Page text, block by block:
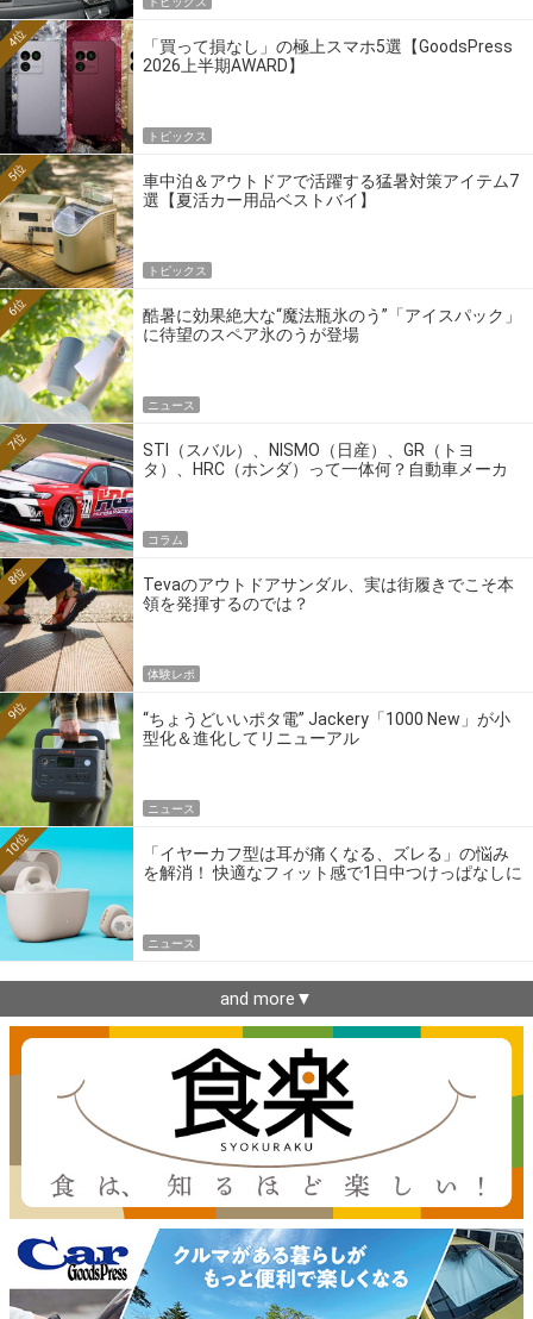
「買って損なし」の極上スマホ5選【GoodsPress
2026上半期AWARD】
4位
トピックス
車中泊＆アウトドアで活躍する猛暑対策アイテム7
選【夏活カー用品ベストバイ】
5位
トピックス
酷暑に効果絶大な“魔法瓶氷のう”「アイスパック」
に待望のスペア氷のうが登場
6位
ニュース
STI（スバル）、NISMO（日産）、GR（トヨ
タ）、HRC（ホンダ）って一体何？自動車メーカ
7位
コラム
Tevaのアウトドアサンダル、実は街履きでこそ本
領を発揮するのでは？
8位
体験レポ
“ちょうどいいポタ電” Jackery「1000 New」が小
型化＆進化してリニューアル
9位
ニュース
「イヤーカフ型は耳が痛くなる、ズレる」の悩み
を解消！ 快適なフィット感で1日中つけっぱなしに
10位
ニュース
and more▼